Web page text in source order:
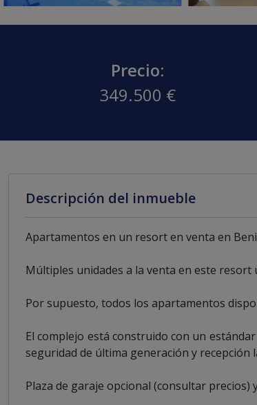
Precio:
349.500 €
Descripción del inmueble
Apartamentos en un resort en venta en
Múltiples unidades a la venta en este resort
Por supuesto, todos los apartamentos
El complejo está construido con un
seguridad de última generación y recepción
Plaza de garaje opcional (consultar precios)